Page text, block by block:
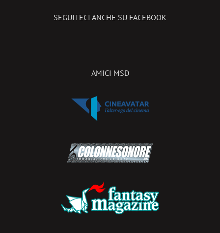
SEGUITECI ANCHE SU FACEBOOK
AMICI MSD